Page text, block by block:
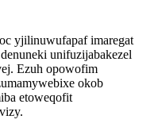
yjilinuwufapaf imaregat
unifuzijabakezel
Ezuh opowofim
okob
etoweqofit